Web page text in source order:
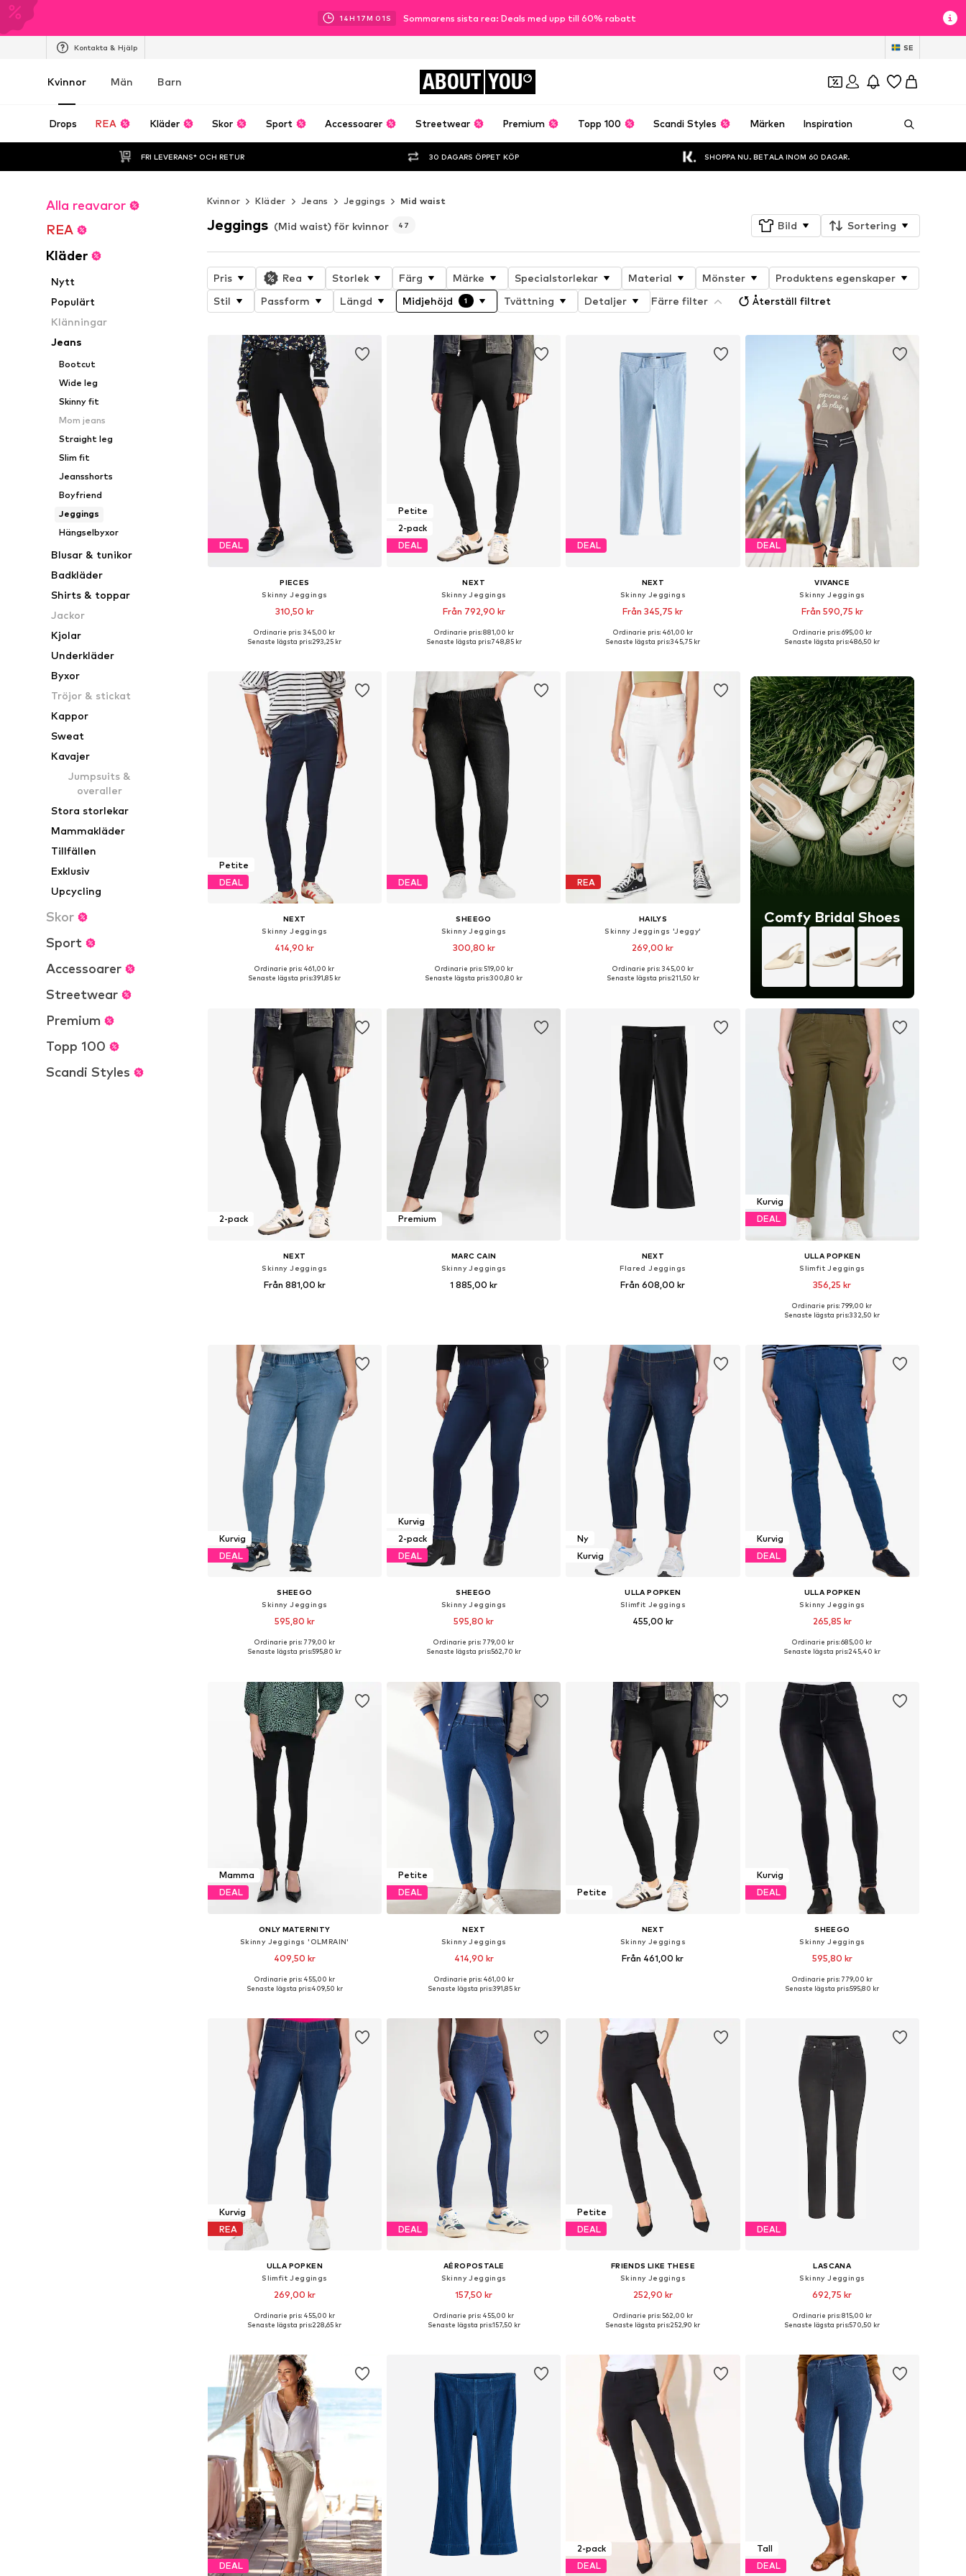
14H 16M 59 S Sommarens sista rea: Deals med upp till 60% rabatt
Kontakta & Hjälp SE
Kvinnor Män Barn ABOUT YOU
Drops REA Kläder Skor Sport Accessoarer Streetwear Premium Topp 100 Scandi Styles Märken Inspiration
FRI LEVERANS* OCH RETUR 30 DAGARS ÖPPET KÖP SHOPPA NU. BETALA INOM 60 DAGAR.
Alla reavaror
REA
Kläder
Nytt
Populärt
Klänningar
Jeans
Bootcut
Wide leg
Skinny fit
Mom jeans
Straight leg
Slim fit
Jeansshorts
Boyfriend
Jeggings
Hängselbyxor
Blusar & tunikor
Badkläder
Shirts & toppar
Jackor
Kjolar
Underkläder
Byxor
Tröjor & stickat
Kappor
Sweat
Kavajer
Jumpsuits &
overaller
Stora storlekar
Mammakläder
Tillfällen
Exklusiv
Upcycling
Skor
Sport
Accessoarer
Streetwear
Premium
Topp 100
Scandi Styles
Kvinnor Kläder Jeans Jeggings Mid waist
Jeggings (Mid waist) för kvinnor 47 Bild Sortering
Pris Rea Storlek Färg Märke Specialstorlekar Material Mönster
Produktens egenskaper
Stil
Passform Längd Midjehöjd 1 Tvättning Detaljer Färre filter Återställ filtret
DEAL
PIECES
Skinny Jeggings
310,50 kr
Tillgänglig i många storlekar
Ordinarie pris: 345,00 kr
Senaste lägsta pris:293,25 kr
Petite
2-pack
DEAL
NEXT
Skinny Jeggings
Från 792,90 kr
Tillgänglig i många storlekar
Ordinarie pris: 881,00 kr
Senaste lägsta pris:748,85 kr
DEAL
NEXT
Skinny Jeggings
Från 345,75 kr
Tillgänglig i många storlekar
Ordinarie pris: 461,00 kr
Senaste lägsta pris:345,75 kr
DEAL
VIVANCE
Skinny Jeggings
Från 590,75 kr
Tillgängliga storlekar: 25-26, 32-34, 35-36
Ordinarie pris: 695,00 kr
Senaste lägsta pris:486,50 kr
Petite
DEAL
NEXT
Skinny Jeggings
414,90 kr
+ 1
Tillgänglig i många storlekar
Ordinarie pris: 461,00 kr
Senaste lägsta pris:391,85 kr
DEAL
SHEEGO
Skinny Jeggings
300,80 kr
Tillgänglig i många storlekar
Ordinarie pris: 519,00 kr
Senaste lägsta pris:300,80 kr
REA
HAILYS
Skinny Jeggings 'Jeggy'
269,00 kr
Ordinarie pris: 345,00 kr
Senaste lägsta pris:211,50 kr
Comfy Bridal Shoes
2-pack
NEXT
Skinny Jeggings
Från 881,00 kr
Premium
MARC CAIN
Skinny Jeggings
1 885,00 kr
NEXT
Flared Jeggings
Från 608,00 kr
Kurvig
DEAL
ULLA POPKEN
Slimfit Jeggings
356,25 kr
Tillgängliga storlekar: 35-36, 45-46
Ordinarie pris: 799,00 kr
Senaste lägsta pris:332,50 kr
Kurvig
DEAL
SHEEGO
Skinny Jeggings
595,80 kr
Tillgänglig i många storlekar
Ordinarie pris: 779,00 kr
Senaste lägsta pris:595,80 kr
Kurvig
2-pack
DEAL
SHEEGO
Skinny Jeggings
595,80 kr
Tillgänglig i många storlekar
Ordinarie pris: 779,00 kr
Senaste lägsta pris:562,70 kr
Ny
Kurvig
ULLA POPKEN
Slimfit Jeggings
455,00 kr
Kurvig
DEAL
ULLA POPKEN
Skinny Jeggings
265,85 kr
Tillgänglig i många storlekar
Ordinarie pris: 685,00 kr
Senaste lägsta pris:245,40 kr
Mamma
DEAL
ONLY MATERNITY
Skinny Jeggings 'OLMRAIN'
409,50 kr
Tillgänglig i många storlekar
Ordinarie pris: 455,00 kr
Senaste lägsta pris:409,50 kr
Petite
DEAL
NEXT
Skinny Jeggings
414,90 kr
+ 1
Tillgänglig i många storlekar
Ordinarie pris: 461,00 kr
Senaste lägsta pris:391,85 kr
Petite
NEXT
Skinny Jeggings
Från 461,00 kr
Kurvig
DEAL
SHEEGO
Skinny Jeggings
595,80 kr
Tillgänglig i många storlekar
Ordinarie pris: 779,00 kr
Senaste lägsta pris:595,80 kr
Kurvig
REA
ULLA POPKEN
Slimfit Jeggings
269,00 kr
Tillgänglig i många storlekar
Ordinarie pris: 455,00 kr
Senaste lägsta pris:228,65 kr
DEAL
AÉROPOSTALE
Skinny Jeggings
157,50 kr
Tillgängliga storlekar: 26 x regular
Ordinarie pris: 455,00 kr
Senaste lägsta pris:157,50 kr
Petite
DEAL
FRIENDS LIKE THESE
Skinny Jeggings
252,90 kr
Tillgängliga storlekar: 27-28, 29
Ordinarie pris: 562,00 kr
Senaste lägsta pris:252,90 kr
DEAL
LASCANA
Skinny Jeggings
692,75 kr
Ordinarie pris: 815,00 kr
Senaste lägsta pris:570,50 kr
DEAL
2-pack
DEAL
Tall
DEAL